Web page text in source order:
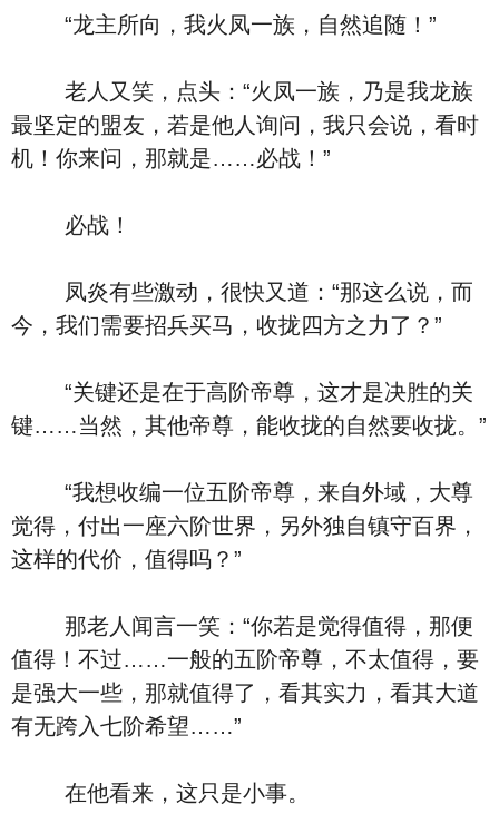
“龙主所向，我火凤一族，自然追随！”
老人又笑，点头：“火凤一族，乃是我龙族
最坚定的盟友，若是他人询问，我只会说，看时
机！你来问，那就是……必战！”
必战！
凤炎有些激动，很快又道：“那这么说，而
今，我们需要招兵买马，收拢四方之力了？”
“关键还是在于高阶帝尊，这才是决胜的关
键……当然，其他帝尊，能收拢的自然要收拢。”
“我想收编一位五阶帝尊，来自外域，大尊
觉得，付出一座六阶世界，另外独自镇守百界，
这样的代价，值得吗？”
那老人闻言一笑：“你若是觉得值得，那便
值得！不过……一般的五阶帝尊，不太值得，要
是强大一些，那就值得了，看其实力，看其大道
有无跨入七阶希望……”
在他看来，这只是小事。